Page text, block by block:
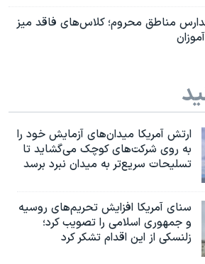
مناطق محروم؛ کلاس‌های فاقد میز
ارتش آمریکا میدان‌های آزمایش خود را
به روی شرکت‌های کوچک می‌گشاید تا
تسلیحات سریع‌تر به میدان نبرد برسد
سنای آمریکا افزایش تحریم‌های روسیه
و جمهوری اسلامی را تصویب کرد؛
زلنسکی از این اقدام تشکر کرد